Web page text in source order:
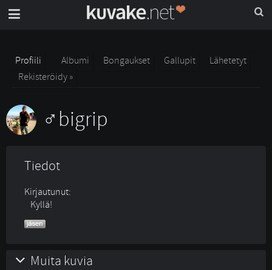
Profiili Albumi Bongaukset Gallupit
Lähetetyt
Rekisteröidy »
bigrip
Tiedot
Kirjautunut:
Kyllä!
Muita kuvia